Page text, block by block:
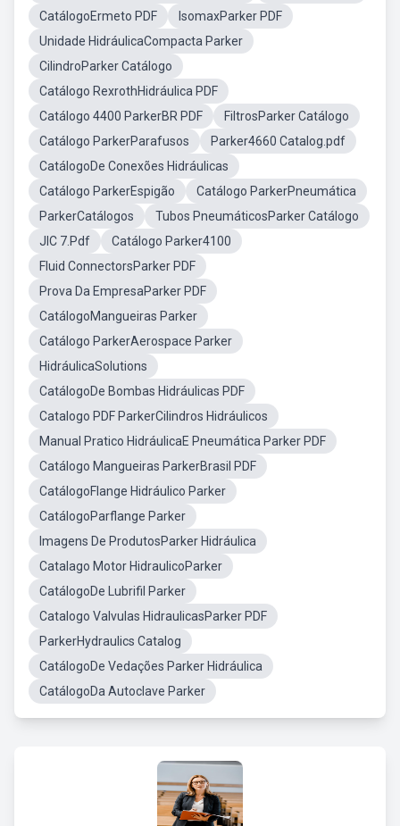
CatálogoErmeto PDF
IsomaxParker PDF
Unidade HidráulicaCompacta Parker
CilindroParker Catálogo
Catálogo RexrothHidráulica PDF
Catálogo 4400 ParkerBR PDF
FiltrosParker Catálogo
Catálogo ParkerParafusos
Parker4660 Catalog.pdf
CatálogoDe Conexões Hidráulicas
Catálogo ParkerEspigão
Catálogo ParkerPneumática
ParkerCatálogos
Tubos PneumáticosParker Catálogo
JIC 7.Pdf
Catálogo Parker4100
Fluid ConnectorsParker PDF
Prova Da EmpresaParker PDF
CatálogoMangueiras Parker
Catálogo ParkerAerospace Parker
HidráulicaSolutions
CatálogoDe Bombas Hidráulicas PDF
Catalogo PDF ParkerCilindros Hidráulicos
Manual Pratico HidráulicaE Pneumática Parker PDF
Catálogo Mangueiras ParkerBrasil PDF
CatálogoFlange Hidráulico Parker
CatálogoParflange Parker
Imagens De ProdutosParker Hidráulica
Catalago Motor HidraulicoParker
CatálogoDe Lubrifil Parker
Catalogo Valvulas HidraulicasParker PDF
ParkerHydraulics Catalog
CatálogoDe Vedações Parker Hidráulica
CatálogoDa Autoclave Parker